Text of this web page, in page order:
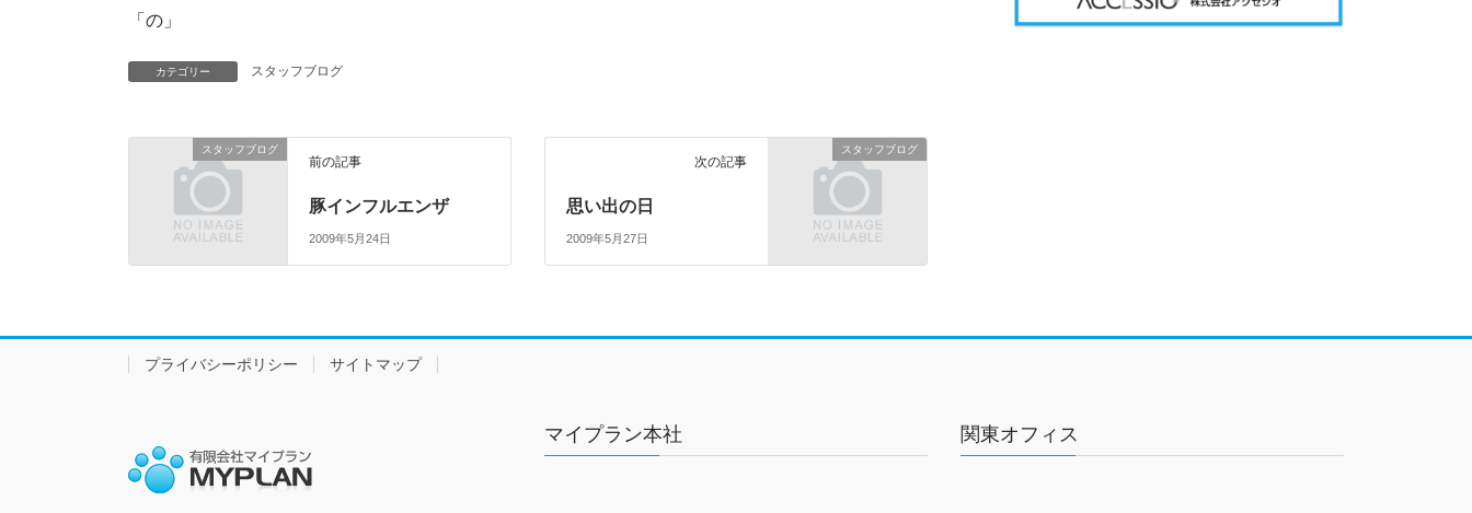
「の」
カテゴリー スタッフブログ
スタッフブログ
前の記事
豚インフルエンザ
2009年5月24日
スタッフブログ
次の記事
思い出の日
2009年5月27日
プライバシーポリシー サイトマップ
マイプラン本社 関東オフィス